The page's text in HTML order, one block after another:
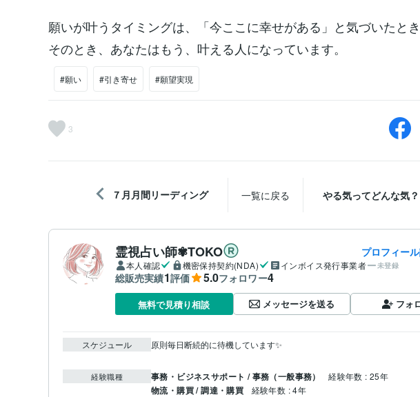
願いが叶うタイミングは、「今ここに幸せがある」と気づいたと
そのとき、あなたはもう、叶える人になっています。
#願い #引き寄せ #願望実現
3
７月月間リーディング 一覧に戻る やる気ってどんな気？
霊視占い師✾TOKO プロフィー
本人確認 機密保持契約(NDA) インボイス発行事業者 未登録
総販売実績1評価 5.0フォロワー4
無料で見積り相談 メッセージを送る フォ
スケジュール 原則毎日断続的に待機しています✨
経験職種 事務・ビジネスサポート / 事務（一般事務） 経験年数 : 25年
物流・購買 / 調達・購買 経験年数 : 4年